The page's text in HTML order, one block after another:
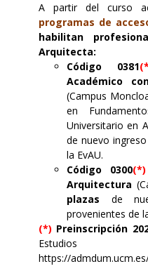
A partir del curso
programas de
habilitan
Arquitecta:
Código 0381
Académico
(Campus
en
Universitario en
de nuevo
la EvAU.
Código 0300(*)
Arquitectura
plazas de
provenientes de
(*) Preinscripción
https://